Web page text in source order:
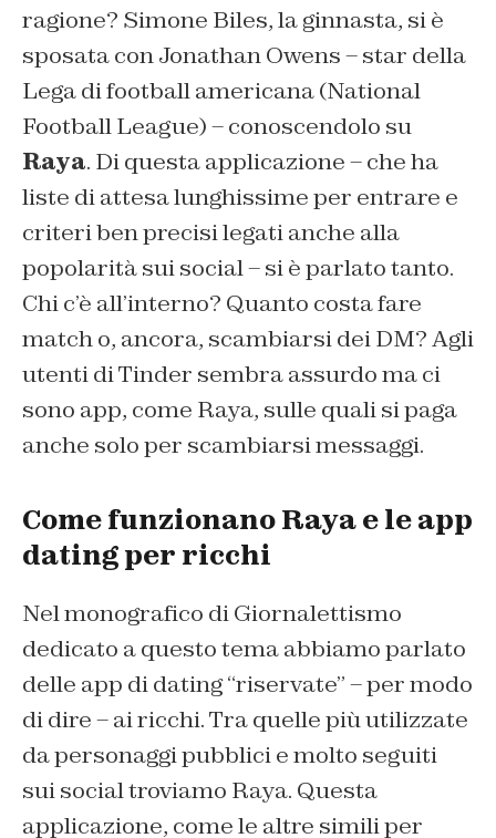
ragione? Simone Biles, la ginnasta, si è
sposata con Jonathan Owens – star della
Lega di football americana (National
Football League) – conoscendolo su
Raya. Di questa applicazione – che ha
liste di attesa lunghissime per entrare e
criteri ben precisi legati anche alla
popolarità sui social – si è parlato tanto.
Chi c’è all’interno? Quanto costa fare
match o, ancora, scambiarsi dei DM? Agli
utenti di Tinder sembra assurdo ma ci
sono app, come Raya, sulle quali si paga
anche solo per scambiarsi messaggi.
Come funzionano Raya e le app
dating per ricchi
Nel monografico diGiornalettismo
dedicato a questo tema abbiamo parlato
delle app di dating “riservate” – per modo
di dire – ai ricchi. Tra quelle più utilizzate
da personaggi pubblici e molto seguiti
sui social troviamo Raya. Questa
applicazione, come le altre simili per